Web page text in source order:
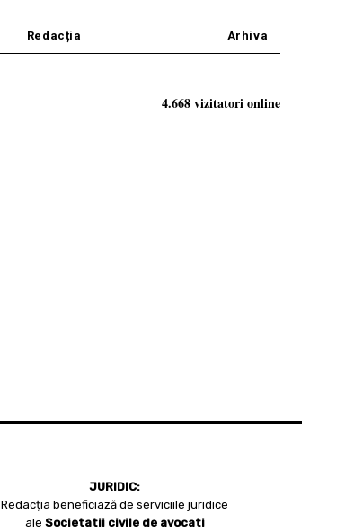
Redacția Arhiva
4.668 vizitatori online
JURIDIC:
Redacția beneficiază de serviciile juridice
ale Societatii civile de avocati